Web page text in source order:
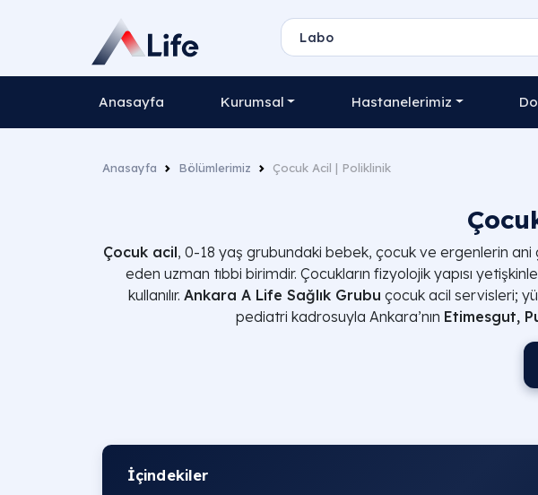
Anasayfa Kurumsal Hastanelerimiz
Anasayfa Bölümlerimiz Çocuk Acil | Poliklinik
Çocuk acil, 0-18 yaş grubundaki bebek, çocuk ve ergenlerin
eden uzman tıbbi birimdir. Çocukların fizyolojik yapısı
kullanılır. Ankara A Life Sağlık Grubu çocuk acil servisleri;
pediatri kadrosuyla Ankara’nın Etimesgut,
İçindekiler